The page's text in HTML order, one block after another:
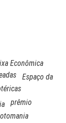
Econômica
Espaço da
prêmio